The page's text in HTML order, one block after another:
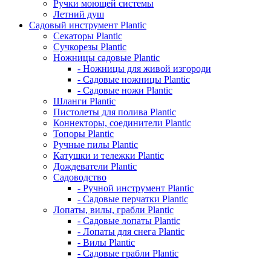
Ручки моющей системы
Летний душ
Садовый инструмент Plantic
Секаторы Plantic
Сучкорезы Plantic
Ножницы садовые Plantic
- Ножницы для живой изгороди
- Садовые ножницы Plantic
- Садовые ножи Plantic
Шланги Plantic
Пистолеты для полива Plantic
Коннекторы, соединители Plantic
Топоры Plantic
Ручные пилы Plantic
Катушки и тележки Plantic
Дождеватели Plantic
Садоводство
- Ручной инструмент Plantic
- Садовые перчатки Plantic
Лопаты, вилы, грабли Plantic
- Садовые лопаты Plantic
- Лопаты для снега Plantic
- Вилы Plantic
- Садовые грабли Plantic